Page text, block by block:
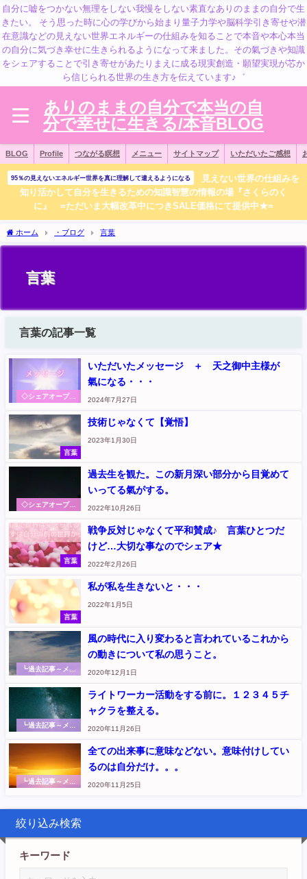
自分に嘘をつかない無理をしない我慢をしない素直なありのままの自分で生
きたい。 そう思った時に心の学びから始まり量子力学や脳科学引き寄せや潜
在意識などの見えない世界エネルギーの仕組みを知ることで本音や本心本当
の自分に気づき幸せに生きられるようになって来ました。その氣づきや知識
をシェアすることで引き寄せがあたりまえに成る現実創造・願望実現が芯か
ら信じられる世界の生き方を伝えています♪゛
ありのままの自分で本当の自
分で幸せに生きる/本音BLOG
BLOG Profile つながる瞑想 メニュー サイトマップ いただいたご感想
95％の見えないエネルギー世界を真に理解して遣えるようになる
見えない世界の仕組みを
知り活かして自分を生きるための知識智慧の情報の場『さくらのく
に』 =ただいま大幅改革中につきSALE価格にて提供中★=
ホーム ・ブログ 言葉
言葉
言葉の記事一覧
◇シェアオープン
伝えます
いただいたメッセージ ＋ 天之御中主様が
氣になる・・・
2024年7月27日
言葉
技術じゃなくて【覚悟】
2023年1月30日
◇シェアオープン
伝えます
過去生を観た。この新月深い部分から目覚めて
いってる氣がする。
2022年10月26日
言葉
戦争反対じゃなくて平和賛成♪ 言葉ひとつだ
けど…大切な事なのでシェア★
2022年2月26日
言葉
私が私を生きないと・・・
2022年1月5日
┗過去記事～メッ
風の時代に入り変わると言われているこれから
の動きについて私の思うこと。
2020年12月1日
┗過去記事～メッ
ライトワーカー活動をする前に。１２３４５チ
ャクラを整える。
2020年11月26日
┗過去記事～メッ
全ての出来事に意味などない。意味付けしてい
るのは自分だけ。。。
2020年11月25日
絞り込み検索
キーワード